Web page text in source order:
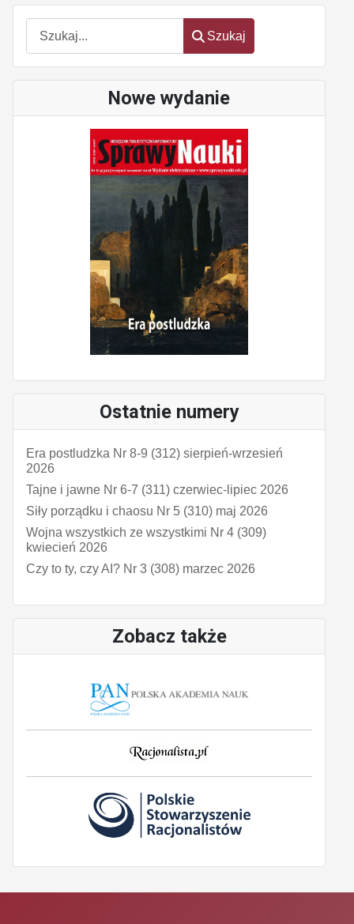
Szukaj
Szukaj
Nowe wydanie
Ostatnie numery
Era postludzka Nr 8-9 (312) sierpień-wrzesień
2026
Tajne i jawne Nr 6-7 (311) czerwiec-lipiec 2026
Siły porządku i chaosu Nr 5 (310) maj 2026
Wojna wszystkich ze wszystkimi Nr 4 (309)
kwiecień 2026
Czy to ty, czy AI? Nr 3 (308) marzec 2026
Zobacz także